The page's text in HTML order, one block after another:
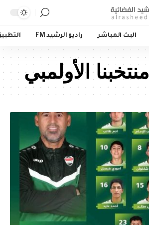
البث المباشر راديو الرشيد FM
منتخبنا الأولمبي